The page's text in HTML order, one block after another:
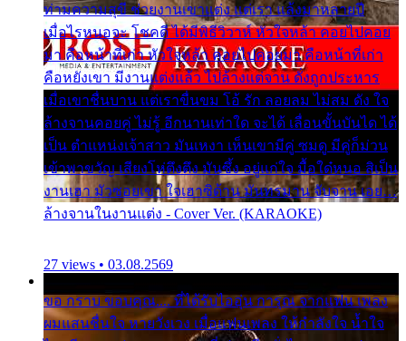
ท่ามความสุขี ช่วยงานเขาแต่ง แต่เรา แล้งมาหลายปี
เมื่อไรหนอจะ โชคดี ได้มีพิธีวิวาห์ หัวใจหล้า คอยไปคอย
มา คือหน้าที่เก่า หัวใจหล้า คอยไปคอยมา คือหน้าที่เก่า
คือหยังเขา มีงานแต่งแล้ว ไปล้างแต่จาน ดั่งถูกประหาร
เมื่อเขาชื่นบาน แต่เราขื่นขม โอ้ รัก ลอยลม ไม่สม ดัง ใจ
ล้างจานคอยคู่ ไม่รู้ อีกนานเท่าใด จะได้ เลื่อนขั้นบันได ได้
เป็น ตำแหน่งเจ้าสาว มันเหงา เห็นเขามีคู่ ซมดู มีคู่ก็ม่วน
เข้าพาขวัญ เสียงโห่ตึงตึง มันซึ้ง อยู่แก่ใจ มื้อใด๋หนอ สิเป็น
งานเฮา มัวซอยเขา ใจเฮาซิด้าน มันทรมาน จับจาน เอย…
ล้างจานในงานแต่ง - Cover Ver. (KARAOKE)
27 views • 03.08.2569
ขอ กราบ ขอบคุณ.... ที่ได้รับไออุ่น การุณ จากแฟน เพลง
ผมแสนชื่นใจ หายวังเวง เมื่อแฟนเพลง ให้กำลังใจ น้ำใจ